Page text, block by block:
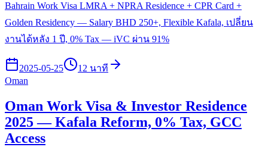
Bahrain Work Visa LMRA + NPRA Residence + CPR Card +
Golden Residency — Salary BHD 250+, Flexible Kafala, เปลี่ยน
งานได้หลัง 1 ปี, 0% Tax — iVC ผ่าน 91%
2025-05-25
12 นาที
Oman
Oman Work Visa & Investor Residence
2025 — Kafala Reform, 0% Tax, GCC
Access